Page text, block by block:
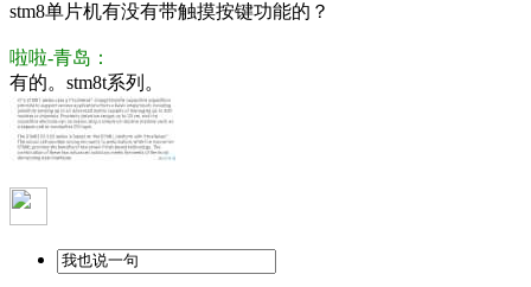
stm8单片机有没有带触摸按键功能的？
啦啦-青岛：
有的。stm8t系列。